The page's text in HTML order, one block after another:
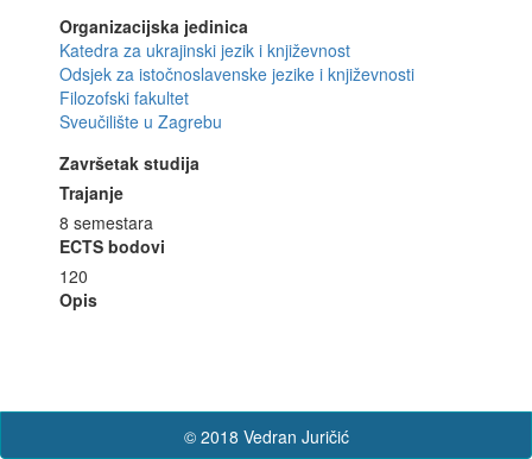
Organizacijska jedinica
Katedra za ukrajinski jezik i književnost
Odsjek za istočnoslavenske jezike i književnosti
Filozofski fakultet
Sveučilište u Zagrebu
Završetak studija
Trajanje
8 semestara
ECTS bodovi
120
Opis
© 2018 Vedran Juričić